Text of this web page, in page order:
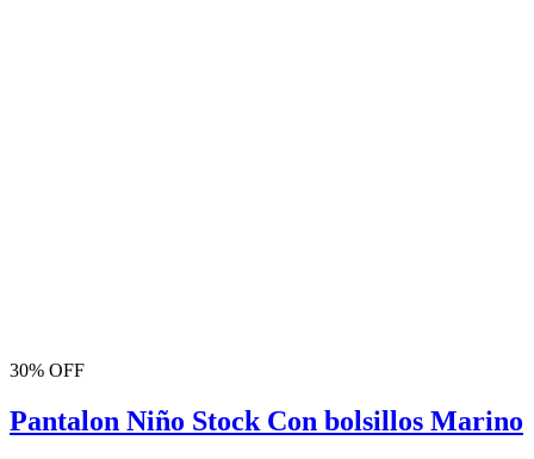
30% OFF
Pantalon Niño Stock Con bolsillos Marino